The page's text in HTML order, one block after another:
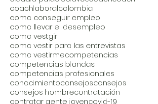
coachlaboralcolombia
como conseguir empleo
como llevar el desempleo
como vestgir
como vestir para las entrevistas
como vestirmecompetencias
competencias blandas
competencias profesionales
conocimientoconsejosconsejos
consejos hombrecontratación
contratar gente jovencovid-19